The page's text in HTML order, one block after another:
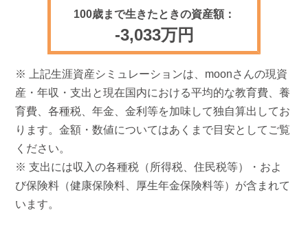
100歳まで生きたときの資産額：
-3,033万円
※ 上記生涯資産シミュレーションは、moonさんの現資
産・年収・支出と現在国内における平均的な教育費、養
育費、各種税、年金、金利等を加味して独自算出してお
ります。金額・数値についてはあくまで目安としてご覧
ください。
※ 支出には収入の各種税（所得税、住民税等）・およ
び保険料（健康保険料、厚生年金保険料等）が含まれて
います。